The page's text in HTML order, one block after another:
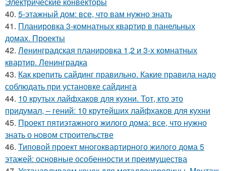
40. 5-этажный дом: все, что вам нужно знать
41. Планировка 3-комнатных квартир в панельных
домах. Проекты
42. Ленинградская планировка 1,2 и 3-х комнатных
квартир. Ленинградка
43. Как крепить сайдинг правильно. Какие правила надо
соблюдать при установке сайдинга
44. 10 крутых лайфхаков для кухни. Тот, кто это
придумал, – гений: 10 крутейших лайфхаков для кухни
45. Проект пятиэтажного жилого дома: все, что нужно
знать о новом строительстве
46. Типовой проект многоквартирного жилого дома 5
этажей: основные особенности и преимущества